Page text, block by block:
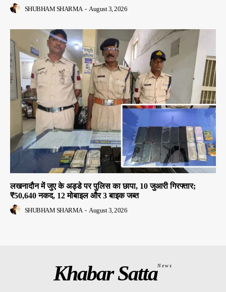
SHUBHAM SHARMA - August 3, 2026
लखनादौन में जुए के अड्डे पर पुलिस का छापा, 10 जुआरी गिरफ्तार;
₹50,640 नकद, 12 मोबाइल और 3 बाइक जब्त
SHUBHAM SHARMA - August 3, 2026
Khabar SattaNews